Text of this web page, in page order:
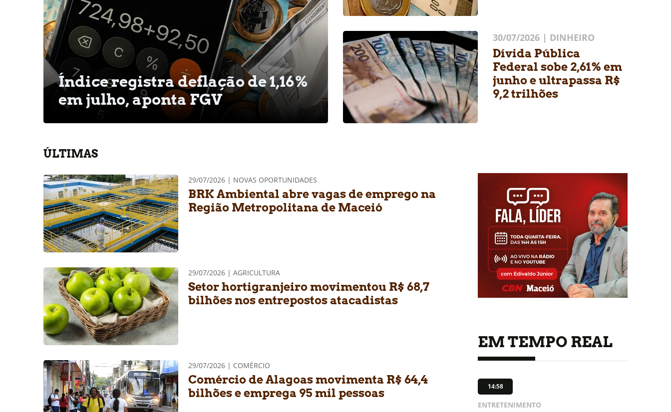
Índice registra deflação de 1,16%
em julho, aponta FGV
30/07/2026 | DINHEIRO
Dívida Pública
Federal sobe 2,61% em
junho e ultrapassa R$
9,2 trilhões
ÚLTIMAS
29/07/2026 | NOVAS OPORTUNIDADES
BRK Ambiental abre vagas de emprego na
Região Metropolitana de Maceió
29/07/2026 | AGRICULTURA
Setor hortigranjeiro movimentou R$ 68,7
bilhões nos entrepostos atacadistas
29/07/2026 | COMÉRCIO
Comércio de Alagoas movimenta R$ 64,4
bilhões e emprega 95 mil pessoas
EM TEMPO REAL
14:58
ENTRETENIMENTO